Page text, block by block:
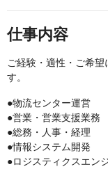
仕事内容
ご経験・適性・ご希
す。
●物流センター運営
●営業・営業支援業務
●総務・人事・経理
●情報システム開発
●ロジスティクスエン